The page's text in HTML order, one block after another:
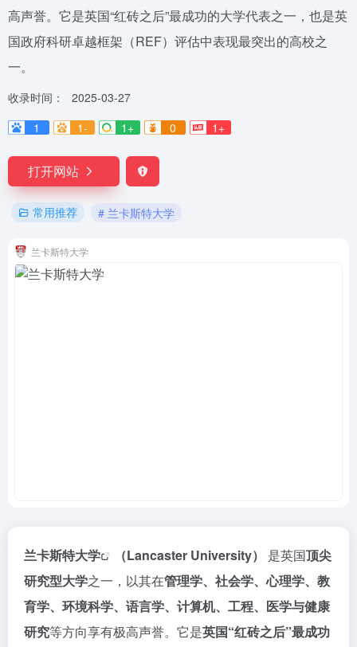
高声誉。它是英国“红砖之后”最成功的大学代表之一，也是英
国政府科研卓越框架（REF）评估中表现最突出的高校之
一。
收录时间：
2025-03-27
1
1- 1+ 0 1+
打开网站
常用推荐 # 兰卡斯特大学
兰卡斯特大学
兰卡斯特大学 （Lancaster University） 是英国顶尖
研究型大学之一，以其在管理学、社会学、心理学、教
育学、环境科学、语言学、计算机、工程、医学与健康
研究等方向享有极高声誉。它是英国“红砖之后”最成功